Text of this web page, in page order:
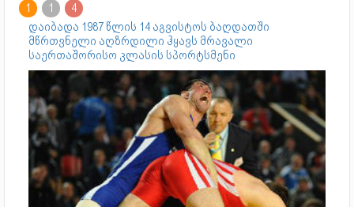
1 1
4
დაიბადა 1987 წლის 14 აგვისტოს ბაღდათში
მწრთვნელი აღზრდილი ჰყავს მრავალი
საერთაშორისო კლასის სპორტსმენი